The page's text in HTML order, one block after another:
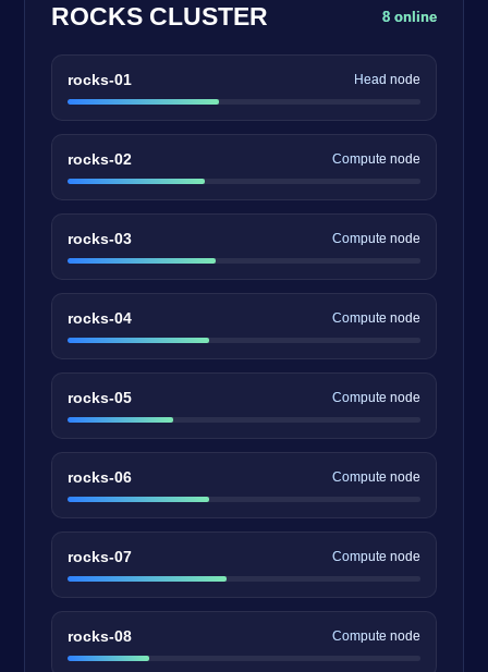
ROCKS CLUSTER 8 online
rocks-01 Head node
rocks-02 Compute node
rocks-03 Compute node
rocks-04 Compute node
rocks-05 Compute node
rocks-06 Compute node
rocks-07 Compute node
rocks-08 Compute node